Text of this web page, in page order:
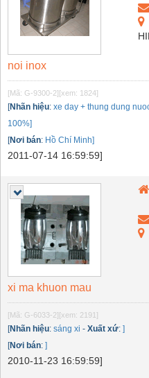
noi inox
[Mã: G-9300-2][xem: 1824]
[Nhãn hiệu: xe day + thung dung
100%]
[Nơi bán: Hồ Chí Minh]
2011-07-14 16:59:59]
xi ma khuon mau
[Mã: G-6033-2][xem: 2191]
[Nhãn hiệu: sáng xi - Xuất xứ: ]
[Nơi bán: ]
2010-11-23 16:59:59]